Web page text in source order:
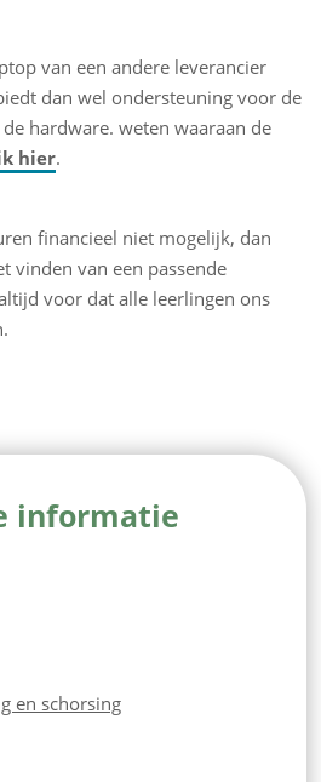
van een andere leverancier
dan wel ondersteuning voor de
hardware. weten waaraan de
hier.
financieel niet mogelijk, dan
vinden van een passende
voor dat alle leerlingen ons
informatie
en schorsing